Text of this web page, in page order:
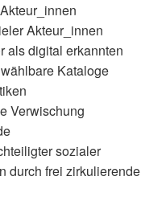
Akteur_innen
als digital erkannten
Kataloge
Verwischung
sozialer
durch frei zirkulierende